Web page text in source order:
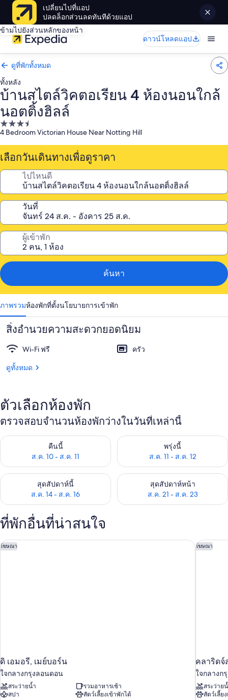
เปลี่ยนไปที่แอป
ปลดล็อกส่วนลดทันทีด้วยแอป
ข้ามไปยังส่วนหลักของหน้า
ดาวน์โหลดแอป
ดูที่พักทั้งหมด
ทั้งหลัง
บ้านสไตล์วิคตอเรียน 4 ห้องนอนใกล้
นอตติ้งฮิลล์
ที่พัก
3.5
4 Bedroom Victorian House Near Notting Hill
เลือกวันเดินทางเพื่อดูราคา
ไปไหนดี
วันที่
ผู้เข้าพัก
ค้นหา
ภาพรวมห้องพักที่ตั้งนโยบายการเข้าพัก
สิ่งอำนวยความสะดวกยอดนิยม
Wi-Fi ฟรี
ครัว
ดูทั้งหมด
ตัวเลือกห้องพัก
ตรวจสอบจำนวนห้องพักว่างในวันที่เหล่านี้
คืนนี้
ส.ค. 10 - ส.ค. 11
ตรวจสอบจำนวนห้องพักว่างในคืนนี้ ส.ค. 10 - ส.ค. 11
พรุ่งนี้
ส.ค. 11 - ส.ค. 12
ตรวจสอบจำนวนห้องพักว่างในพ
สุดสัปดาห์นี้
ส.ค. 14 - ส.ค. 16
ตรวจสอบจำนวนห้องพักว่างในสุดสัปดาห์นี้ ส.ค. 14 - ส.ค. 16
สุดสัปดาห์หน้า
ส.ค. 21 - ส.ค. 23
ตรวจสอบจำนวนห้องพักว่างใน
ที่พักอื่นที่น่าสนใจ
โฆษณา
ดิ เอมอรี, เมย์บอร์น
ใจกลางกรุงลอนดอน
สระว่ายน้ำ
รวมอาหารเช้า
สปา
สัตว์เลี้ยงเข้าพักได้
ดิ เอมอรี, เมย์บอร์น โฆษณา
คลาริดจ์
ใจกลางก
สระว่าย
สัตว์เลี้ย
คลาริดจ์